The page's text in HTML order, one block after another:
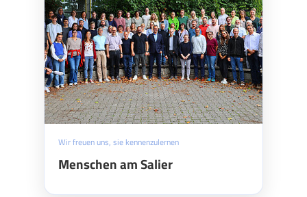
Wir freuen uns, sie kennenzulernen
Menschen am Salier